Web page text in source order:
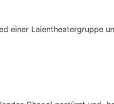
einer Laientheatergruppe